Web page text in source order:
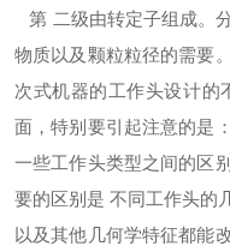
第 二级由转定子组成。
物质以及颗粒粒径的需要
次式机器的工作头设计的
面，特别要引起注意的是
一些工作头类型之间的区
要的区别是 不同工作头的
以及其他几何学特征都能